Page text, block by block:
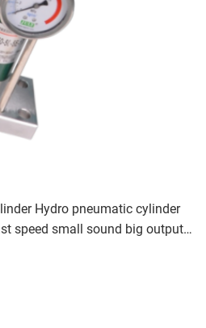
Hydro pneumatic cylinder
speed small sound big output
life on time delivery